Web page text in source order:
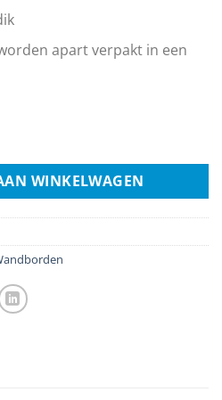
apart verpakt in een
- Art 461 Wetb. V.
WINKELWAGEN